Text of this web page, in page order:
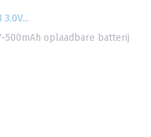
500mAh oplaadbare batterij